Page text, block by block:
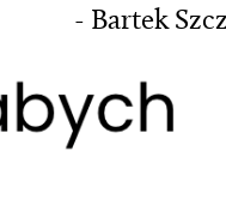
- Bartek